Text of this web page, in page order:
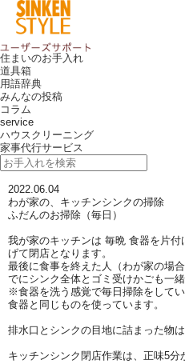
住まいのお手入れ
道具箱
用語辞典
みんなの投稿
コラム
service
ハウスクリーニング
家事代行サービス
2022.06.04
わが家の、キッチンシンクの掃除
ふだんのお掃除（毎日）
我が家のキッチンは 毎晩 食器を片
げて閉店となります。
最後に食事を終えた人（わが家の場
でにシンク全体とゴミ受けかごも一緒
※食器を洗う感覚で毎日掃除をして
食器と同じものを使っています。
排水口とシンクの目地に詰まった物
キッチンシンク閉店作業は、正味5分